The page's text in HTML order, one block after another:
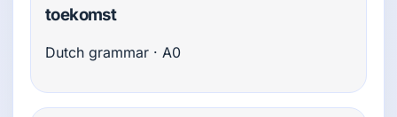
toekomst
Dutch grammar · A0